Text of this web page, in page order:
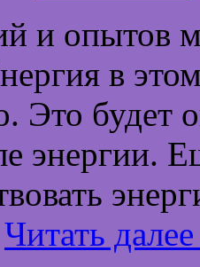
и опытов
в
Это будет
энергии.
Читать